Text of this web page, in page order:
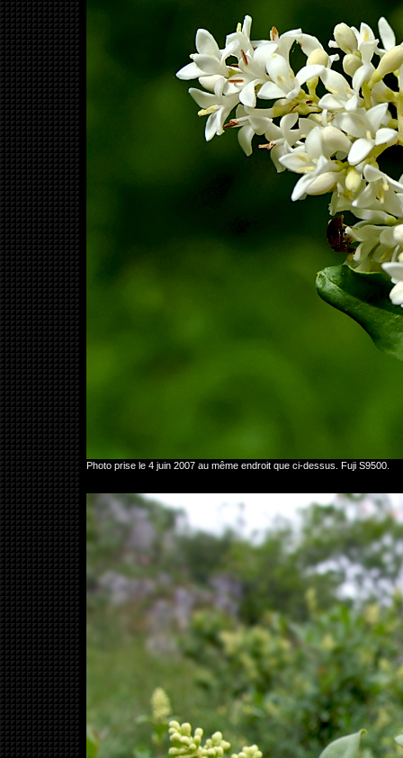
Photo prise le 4 juin 2007 au même endroit que ci-dessus. Fuji S9500.